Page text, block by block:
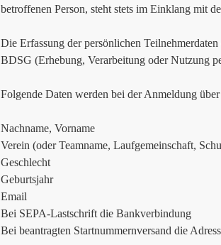
betroffenen Person, steht stets im Einklang mit
Die Erfassung der persönlichen
BDSG (Erhebung, Verarbeitung oder Nutzung
Folgende Daten werden bei der Anmeldung über
Nachname, Vorname
Verein (oder Teamname, Laufgemeinschaft,
Geschlecht
Geburtsjahr
Email
Bei SEPA-Lastschrift die Bankverbindung
Bei beantragten Startnummernversand die